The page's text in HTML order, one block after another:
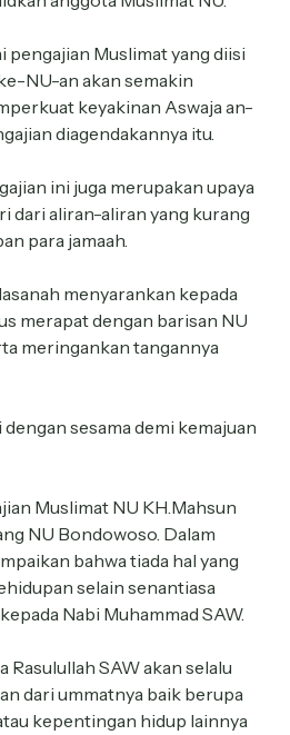
pengajian Muslimat yang diisi
NU-an akan semakin
keyakinan Aswaja an-
diagendakannya itu.
ini juga merupakan upaya
dari aliran-aliran yang kurang
para jamaah.
menyarankan kepada
merapat dengan barisan NU
meringankan tangannya
sesama demi kemajuan
Muslimat NU KH.Mahsun
NU Bondowoso. Dalam
bahwa tiada hal yang
selain senantiasa
Nabi Muhammad SAW.
Rasulullah SAW akan selalu
dari ummatnya baik berupa
kepentingan hidup lainnya